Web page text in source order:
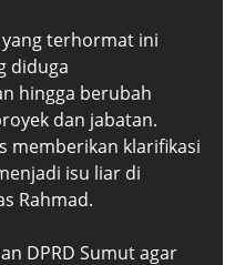
yang terhormat ini
diduga
hingga berubah
dan jabatan.
memberikan klarifikasi
isu liar di
Rahmad.
DPRD Sumut agar